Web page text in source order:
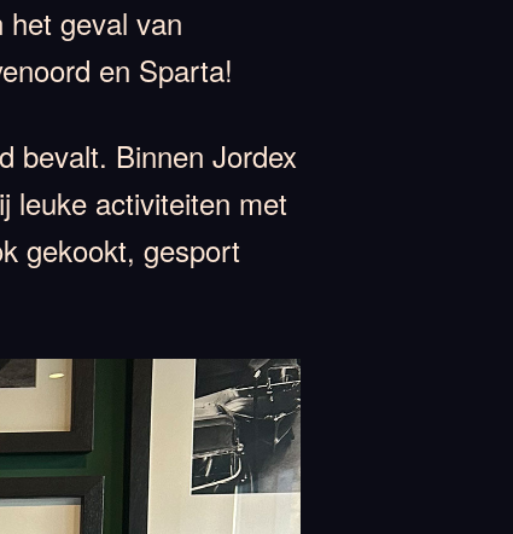
geval van
en Sparta!
bevalt. Binnen Jordex
leuke activiteiten met
gekookt, gesport